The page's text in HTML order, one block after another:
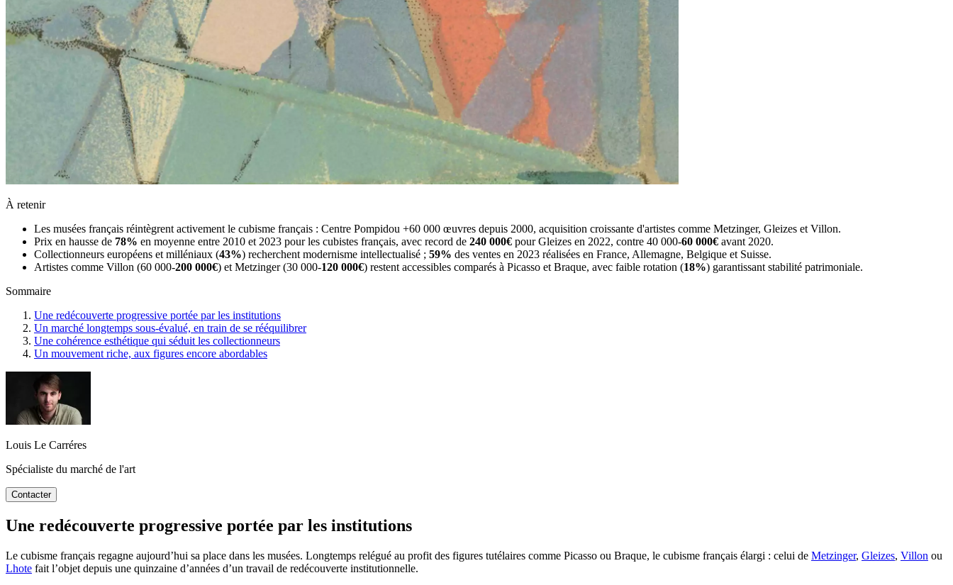
À retenir
Les musées français réintègrent activement le cubisme français : Centre Pompidou +60 000 œuvres depuis 2000, acquisition croissante d'artistes comme Metzinger, Gleizes et Villon.
Prix en hausse de 78% en moyenne entre 2010 et 2023 pour les cubistes français, avec record de 240 000€ pour Gleizes en 2022, contre 40 000-60 000€ avant 2020.
Collectionneurs européens et milléniaux (43%) recherchent modernisme intellectualisé ; 59% des ventes en 2023 réalisées en France, Allemagne, Belgique et Suisse.
Artistes comme Villon (60 000-200 000€) et Metzinger (30 000-120 000€) restent accessibles comparés à Picasso et Braque, avec faible rotation (18%) garantissant stabilité patrimoniale.
Sommaire
Une redécouverte progressive portée par les institutions
Un marché longtemps sous-évalué, en train de se rééquilibrer
Une cohérence esthétique qui séduit les collectionneurs
Un mouvement riche, aux figures encore abordables
Louis Le Carréres
Spécialiste du marché de l'art
Contacter
Une redécouverte progressive portée par les institutions
Le cubisme français regagne aujourd’hui sa place dans les musées. Longtemps relégué au profit des figures tutélaires comme Picasso ou Braque, le cubisme français élargi : celui de Metzinger, Gleizes, Villon ou
Lhote fait l’objet depuis une quinzaine d’années d’un travail de redécouverte institutionnelle.